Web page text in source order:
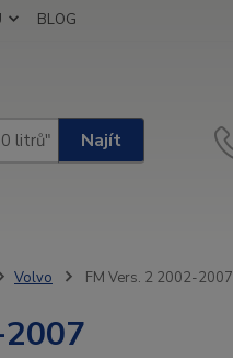
BLOG
Najít
Volvo FM Vers. 2 2002-2007